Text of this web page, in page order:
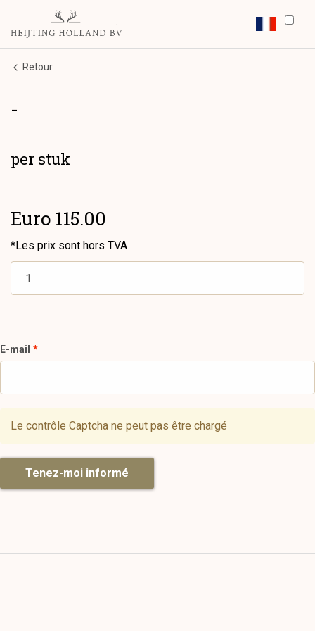
Retour
-
per stuk
Euro 115.00
*Les prix sont hors TVA
E-mail
Le contrôle Captcha ne peut pas être chargé
Tenez-moi informé